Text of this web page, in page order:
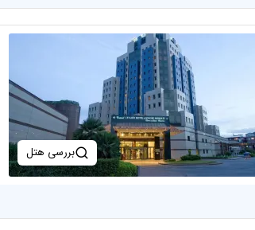
بررسی هتل